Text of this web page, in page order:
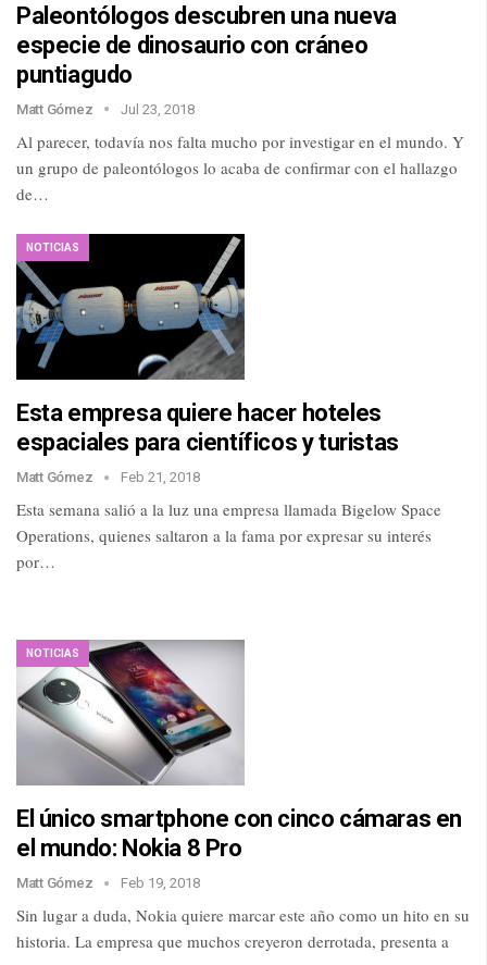
Paleontólogos descubren una nueva
especie de dinosaurio con cráneo
puntiagudo
Matt Gómez Jul 23, 2018
Al parecer, todavía nos falta mucho por investigar en el mundo. Y
un grupo de paleontólogos lo acaba de confirmar con el hallazgo
de…
NOTICIAS
Esta empresa quiere hacer hoteles
espaciales para científicos y turistas
Matt Gómez Feb 21, 2018
Esta semana salió a la luz una empresa llamada Bigelow Space
Operations, quienes saltaron a la fama por expresar su interés
por…
NOTICIAS
El único smartphone con cinco cámaras en
el mundo: Nokia 8 Pro
Matt Gómez Feb 19, 2018
Sin lugar a duda, Nokia quiere marcar este año como un hito en su
historia. La empresa que muchos creyeron derrotada, presenta a